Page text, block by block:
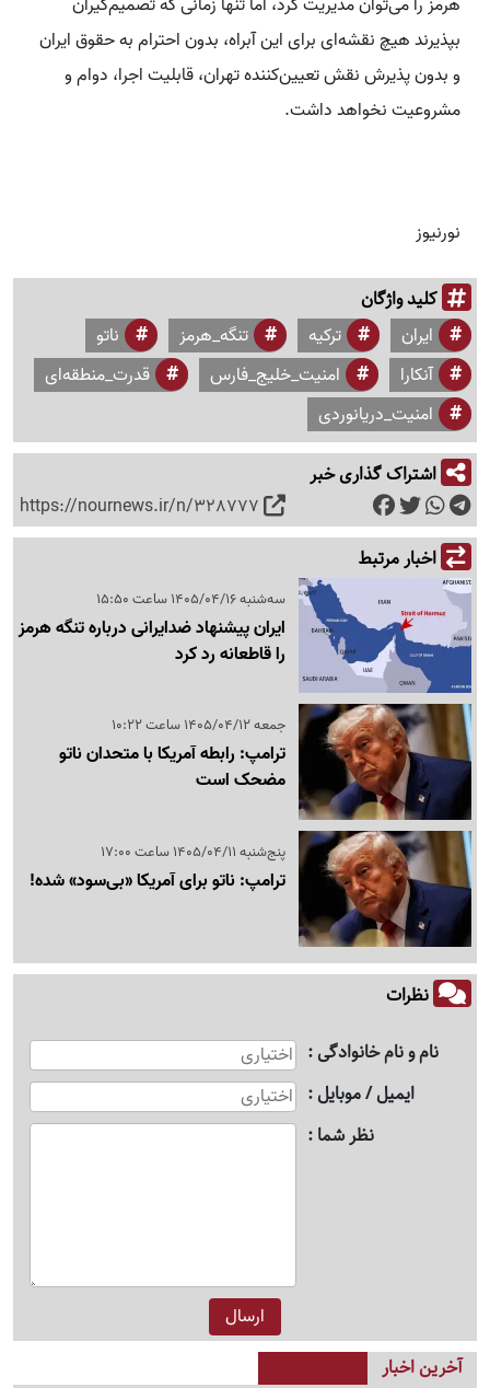
هرمز را می‌توان مدیریت کرد، اما تنها زمانی که تصمیم‌گیران
بپذیرند هیچ نقشه‌ای برای این آبراه، بدون احترام به حقوق ایران
و بدون پذیرش نقش تعیین‌کننده تهران، قابلیت اجرا، دوام و
مشروعیت نخواهد داشت.
نورنیوز
کلید واژگان
ایران ترکیه تنگه_هرمز
ناتو
آنکارا
امنیت_خلیج_فارس
قدرت_منطقه‌ای
امنیت_دریانوردی
اشتراک گذاری خبر
https://nournews.ir/n/328777
اخبار مرتبط
سه‌شنبه 1405/04/16 ساعت 15:50
ایران پیشنهاد ضدایرانی درباره تنگه هرمز
را قاطعانه رد کرد
جمعه 1405/04/12 ساعت 10:22
ترامپ: رابطه آمریکا با متحدان ناتو
مضحک است
پنج‌شنبه 1405/04/11 ساعت 17:00
ترامپ: ناتو برای آمریکا «بی‌سود» شده!
نظرات
نام و نام خانوادگی
ایمیل / موبایل
نظر شما
آخرین اخبار